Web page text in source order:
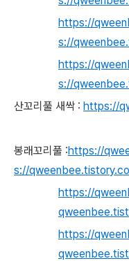
https://
s://
https://
s://
산꼬리풀 새싹 : https://
봉래꼬리풀 :https://
s://
https://
https://